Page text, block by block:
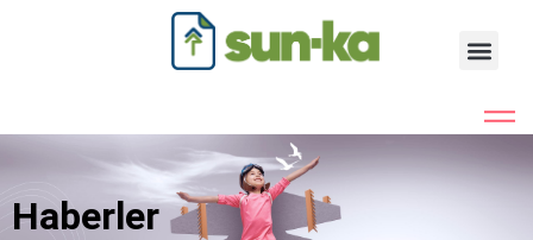
Haberler